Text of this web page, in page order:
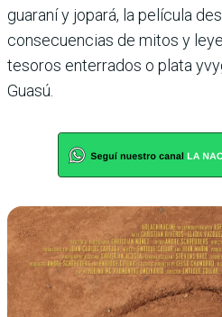
guaraní y jopará, la película
consecuencias de mitos y
tesoros enterrados o plata
Guasú.